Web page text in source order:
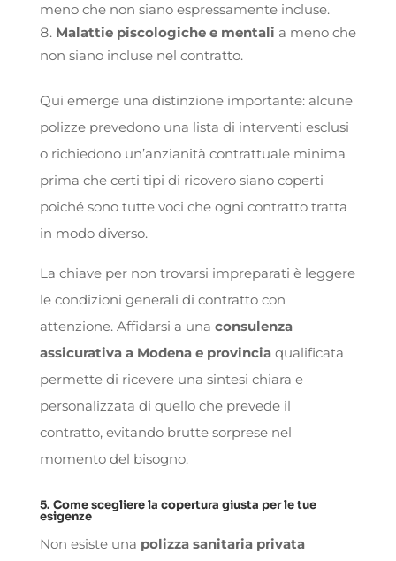
meno che non siano espressamente incluse.
Malattie piscologiche e mentali a meno che
non siano incluse nel contratto.
Qui emerge una distinzione importante: alcune
polizze prevedono una lista di interventi esclusi
o richiedono un’anzianità contrattuale minima
prima che certi tipi di ricovero siano coperti
poiché sono tutte voci che ogni contratto tratta
in modo diverso.
La chiave per non trovarsi impreparati è leggere
le condizioni generali di contratto con
attenzione. Affidarsi a una consulenza
assicurativa a Modena e provinciaqualificata
permette di ricevere una sintesi chiara e
personalizzata di quello che prevede il
contratto, evitando brutte sorprese nel
momento del bisogno.
5. Come scegliere la copertura giusta per le tue
esigenze
Non esiste una polizza sanitaria privata